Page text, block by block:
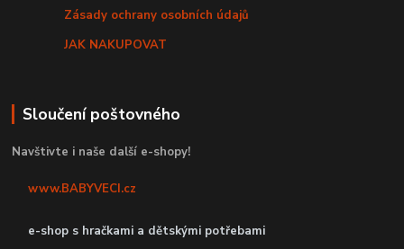
Zásady ochrany osobních údajů
JAK NAKUPOVAT
Sloučení poštovného
Navštivte i naše další e-shopy!
www.BABYVECI.cz
e-shop s hračkami a dětskými potřebami